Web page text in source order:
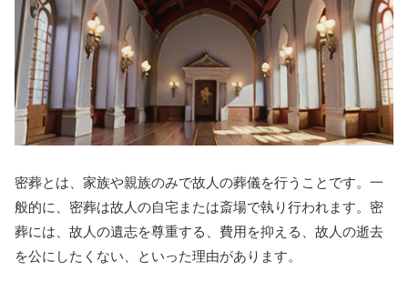
密葬とは、家族や親族のみで故人の葬儀を行うことです。一
般的に、密葬は故人の自宅または斎場で執り行われます。密
葬には、故人の遺志を尊重する、費用を抑える、故人の逝去
を公にしたくない、といった理由があります。